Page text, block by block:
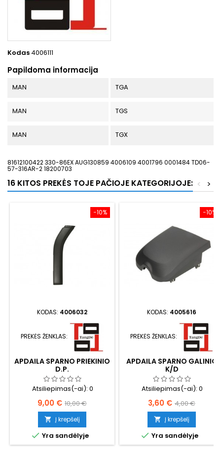
Kodas 4006111
Papildoma informacija
MAN TGA
MAN TGS
MAN TGX
81612100422 330-86EX AUG130859 4006109 4001796 0001484 TD06-
57-316AR-2 18200703
16 KITOS PREKĖS TOJE PAČIOJE KATEGORIJOJE: >
<
−10%
KODAS: 4006032
PREKĖS ŽENKLAS:
APDAILA SPARNO PRIEKINIO
D.P.
Atsiliepimas(-ai): 0
Kaina
9,00 € Bazinė
kaina
10,00 €
 Į krepšelį
 Yra sandėlyje
−10%
KODAS: 4005616
PREKĖS ŽENKLAS:
APDAILA SPARNO GALINIO
K/D
Atsiliepimas(-ai): 0
Kaina
3,60 € Bazinė
kaina
4,00 €
 Į krepšelį
 Yra sandėlyje